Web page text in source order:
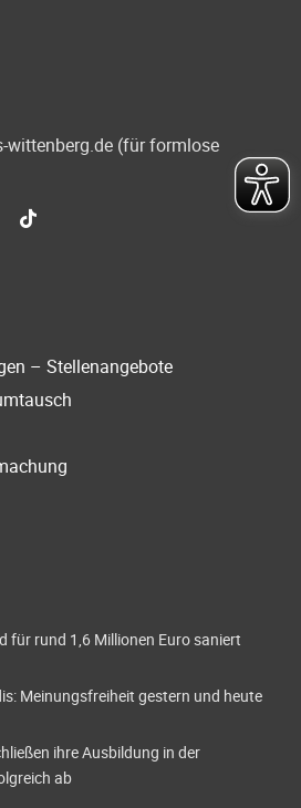
wittenberg.de (für formlose
– Stellenangebote
für rund 1,6 Millionen Euro saniert
Meinungsfreiheit gestern und heute
ihre Ausbildung in der
ab